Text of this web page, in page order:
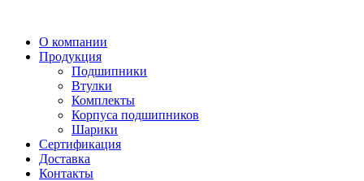
О компании
Продукция
Подшипники
Втулки
Комплекты
Корпуса подшипников
Шарики
Сертификация
Доставка
Контакты